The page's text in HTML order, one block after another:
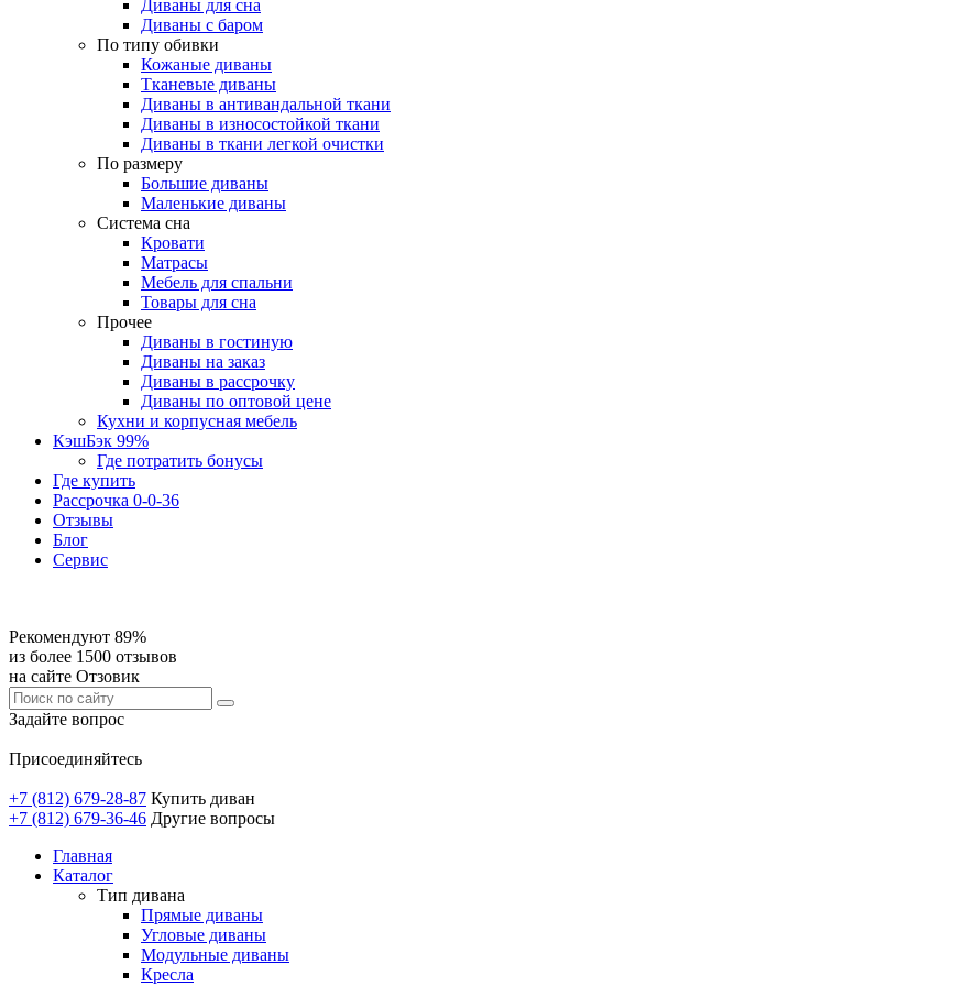
Диваны для сна
Диваны с баром
По типу обивки
Кожаные диваны
Тканевые диваны
Диваны в антивандальной ткани
Диваны в износостойкой ткани
Диваны в ткани легкой очистки
По размеру
Большие диваны
Маленькие диваны
Система сна
Кровати
Матрасы
Мебель для спальни
Товары для сна
Прочее
Диваны в гостиную
Диваны на заказ
Диваны в рассрочку
Диваны по оптовой цене
Кухни и корпусная мебель
КэшБэк 99%
Где потратить бонусы
Где купить
Рассрочка 0-0-36
Отзывы
Блог
Сервис
Рекомендуют 89%
из более 1500 отзывов
на сайте Отзовик
Задайте вопрос
Присоединяйтесь
+7 (812) 679-28-87 Купить диван
+7 (812) 679-36-46 Другие вопросы
Главная
Каталог
Тип дивана
Прямые диваны
Угловые диваны
Модульные диваны
Кресла